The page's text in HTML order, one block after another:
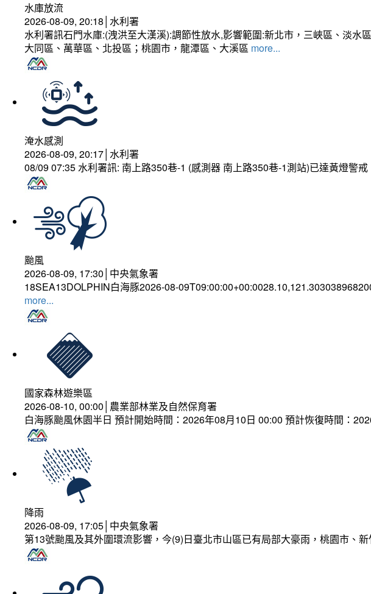
水庫放流
2026-08-09, 20:18│水利署
水利署訊石門水庫:(洩洪至大漢溪):調節性放水,影響範圍:新北市，三峽區、淡
大同區、萬華區、北投區；桃園市，龍潭區、大溪區 more...
淹水感測
2026-08-09, 20:17│水利署
08/09 07:35 水利署訊: 南上路350巷-1 (感測器 南上路350巷-1測站)已達黃燈警
颱風
2026-08-09, 17:30│中央氣象署
18SEA13DOLPHIN白海豚2026-08-
more...
國家森林遊樂區
2026-08-10, 00:00│農業部林業及自然保育署
白海豚颱風休園半日 預計開始時間：2026年08月10日 00:00 預計恢復時間：
降雨
2026-08-09, 17:05│中央氣象署
第13號颱風及其外圍環流影響，今(9)日臺北市山區已有局部大豪雨，桃園市、